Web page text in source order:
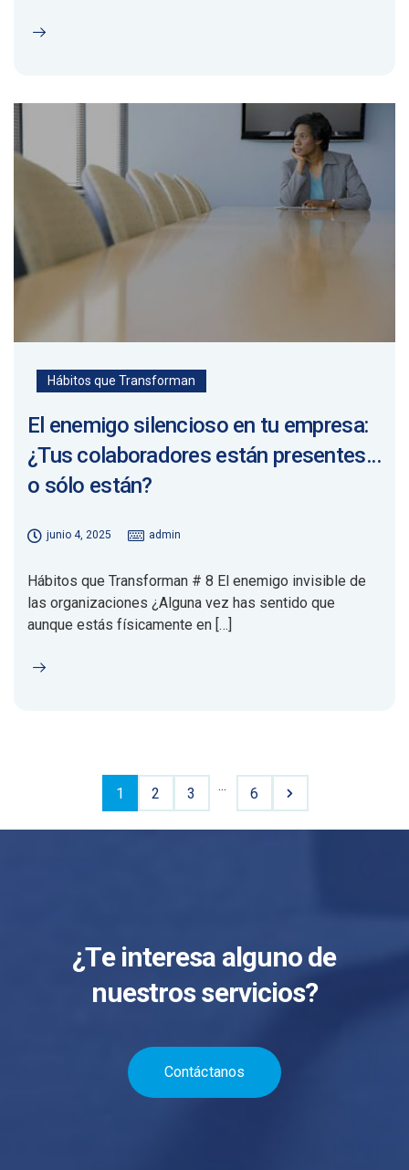
Hábitos que Transforman
El enemigo silencioso en tu empresa:
¿Tus colaboradores están presentes…
o sólo están?
junio 4, 2025 admin
Hábitos que Transforman # 8 El enemigo invisible de
las organizaciones ¿Alguna vez has sentido que
aunque estás físicamente en […]
1 2 3 ... 6
¿Te interesa alguno de
nuestros servicios?
Contáctanos